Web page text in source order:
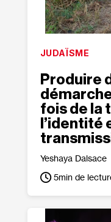
JUDAÏSME
Produire
fois de la
l’identité
Yeshaya Dalsace
5min de